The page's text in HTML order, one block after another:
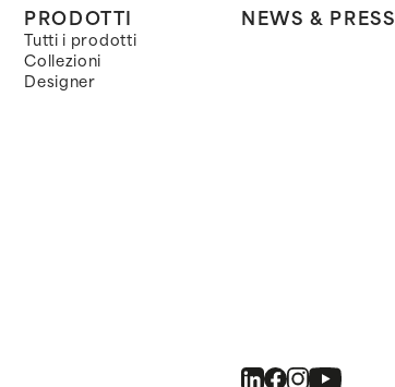
PRODOTTI
Tutti i prodotti
Collezioni
Designer
NEWS & PRESS